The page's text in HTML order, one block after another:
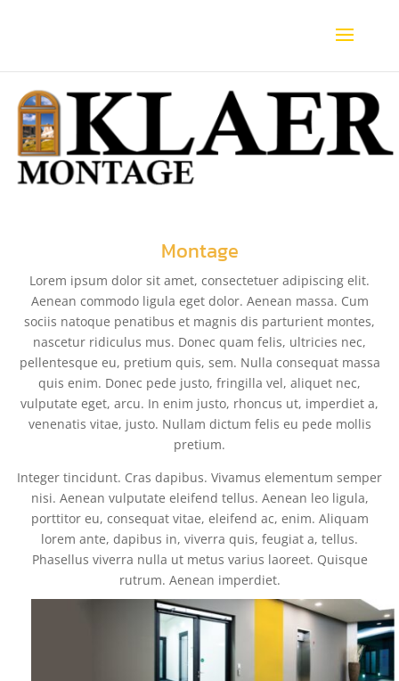
Montage
Lorem ipsum dolor sit amet, consectetuer adipiscing elit.
Aenean commodo ligula eget dolor. Aenean massa. Cum
sociis natoque penatibus et magnis dis parturient montes,
nascetur ridiculus mus. Donec quam felis, ultricies nec,
pellentesque eu, pretium quis, sem. Nulla consequat massa
quis enim. Donec pede justo, fringilla vel, aliquet nec,
vulputate eget, arcu. In enim justo, rhoncus ut, imperdiet a,
venenatis vitae, justo. Nullam dictum felis eu pede mollis
pretium.
Integer tincidunt. Cras dapibus. Vivamus elementum semper
nisi. Aenean vulputate eleifend tellus. Aenean leo ligula,
porttitor eu, consequat vitae, eleifend ac, enim. Aliquam
lorem ante, dapibus in, viverra quis, feugiat a, tellus.
Phasellus viverra nulla ut metus varius laoreet. Quisque
rutrum. Aenean imperdiet.